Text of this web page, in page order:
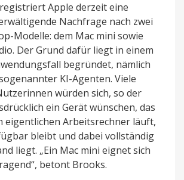
Apple derzeit eine
Nachfrage nach zwei
Modelle: dem Mac mini sowie
Der Grund dafür liegt in einem
begründet, nämlich
KI-Agenten. Viele
würden sich, so der
ein Gerät wünschen, das
eigentlichen Arbeitsrechner läuft,
bleibt und dabei vollständig
liegt. „Ein Mac mini eignet sich
betont Brooks.